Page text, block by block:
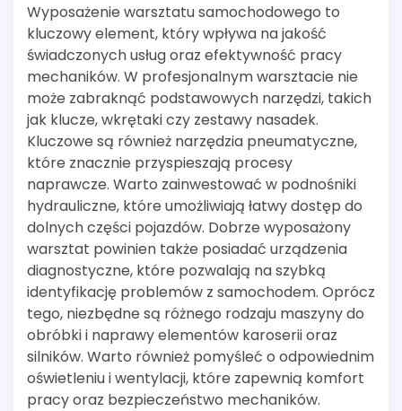
Wyposażenie warsztatu samochodowego to
kluczowy element, który wpływa na jakość
świadczonych usług oraz efektywność pracy
mechaników. W profesjonalnym warsztacie nie
może zabraknąć podstawowych narzędzi, takich
jak klucze, wkrętaki czy zestawy nasadek.
Kluczowe są również narzędzia pneumatyczne,
które znacznie przyspieszają procesy
naprawcze. Warto zainwestować w podnośniki
hydrauliczne, które umożliwiają łatwy dostęp do
dolnych części pojazdów. Dobrze wyposażony
warsztat powinien także posiadać urządzenia
diagnostyczne, które pozwalają na szybką
identyfikację problemów z samochodem. Oprócz
tego, niezbędne są różnego rodzaju maszyny do
obróbki i naprawy elementów karoserii oraz
silników. Warto również pomyśleć o odpowiednim
oświetleniu i wentylacji, które zapewnią komfort
pracy oraz bezpieczeństwo mechaników.